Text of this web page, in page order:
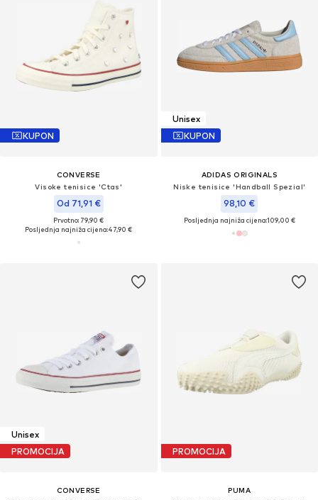
KUPON
CONVERSE
Visoke tenisice 'Ctas'
Od 71,91 €
Prvotno: 79,90 €
Posljednja najniža cijena:47,90 €
Unisex
KUPON
ADIDAS ORIGINALS
Niske tenisice 'Handball Spezial'
98,10 €
Posljednja najniža cijena:109,00 €
Unisex
PROMOCIJA
CONVERSE
PROMOCIJA
PUMA